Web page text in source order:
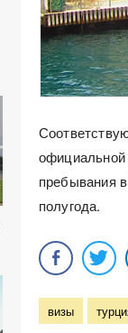
официальной
пребывания
полугода.
визы